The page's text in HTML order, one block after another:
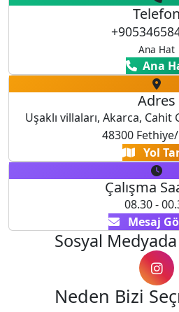
Telefon
Ana Hat
Ana
Adres
Uşaklı villaları, Akarca,
48300
Yol
Çalışma
08.30 -
Mesaj
Sosyal
Neden Bizi